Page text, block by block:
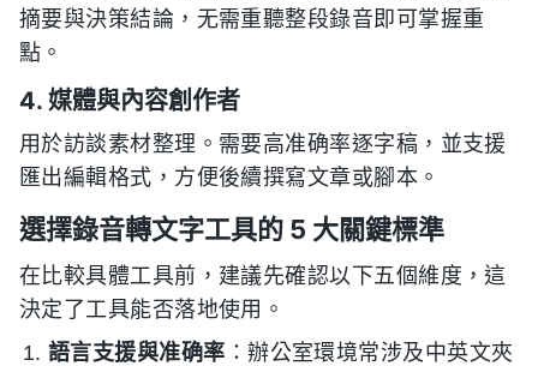
摘要與決策結論，无需重聽整段錄音即可掌握重
點。
4. 媒體與內容創作者
用於訪談素材整理。需要高准确率逐字稿，並支援
匯出編輯格式，方便後續撰寫文章或腳本。
選擇錄音轉文字工具的 5 大關鍵標準
在比較具體工具前，建議先確認以下五個維度，這
決定了工具能否落地使用。
語言支援與准确率 ：辦公室環境常涉及中英文夾